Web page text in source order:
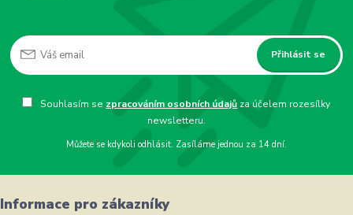
Přihlásit se
Souhlasím se zpracováním osobních údajů za účelem rozesílky
newsletteru.
Můžete se kdykoli odhlásit. Zasíláme jednou za 14 dní.
Informace pro zákazníky